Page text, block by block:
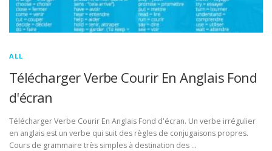
ALL
Télécharger Verbe Courir En Anglais Fond
d'écran
Télécharger Verbe Courir En Anglais Fond d'écran. Un verbe irrégulier
en anglais est un verbe qui suit des règles de conjugaisons propres.
Cours de grammaire très simples à destination des …